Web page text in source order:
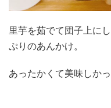
里芋を茹でて団子上に
ぷりのあんかけ。
あったかくて美味しかっ